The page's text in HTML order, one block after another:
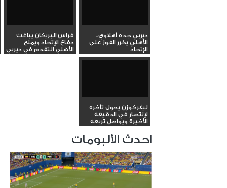
ديربي جده أهلاوي..
الأهلي يكرر الفوز على
الإتحاد
فراس البريكان يباغت
دفاع الإتحاد ويمنح
الأهلي التقدم في ديربي
جده
ليفركوزن يحول تأخره
لإنتصار في الدقيقة
الأخيرة ويواصل تربعه
على...
احدث الألبومات